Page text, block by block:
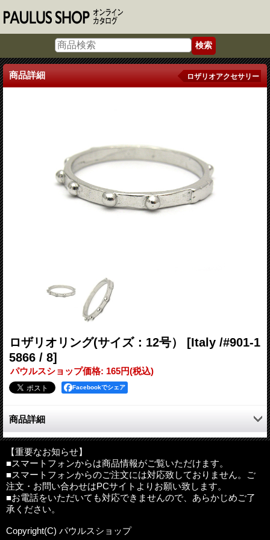
商品詳細 ロザリオアクセサリー
ロザリオリング(サイズ：12号）
[Italy /#901-1
5866 / 8]
パウルスショップ価格: 165円(税込)
Facebookでシェア
商品詳細
シンプルなイタリア製メタルロザリオリングです。
●リングサイズの測り方
※海外輸入品は、多少の傷、凹み、歪み、汚れ等がある場合がご
ざいます。予めご了承ください。
【重要なお知らせ】
■スマートフォンからは商品情報がご覧いただけます。
■スマートフォンからのご注文には対応致しておりません。ご
注文・お問い合わせはPCサイトよりお願い致します。
■お電話をいただいても対応できませんので、あらかじめご了
承ください。
Copyright(C) パウルスショップ